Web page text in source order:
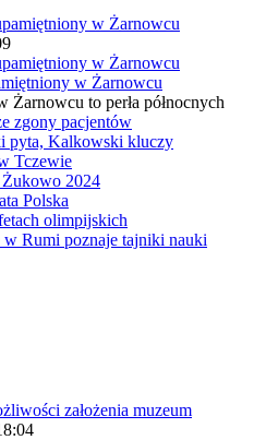
w Żarnowcu
to perła północnych
zgony pacjentów
pyta, Kalkowski kluczy
Tczewie
2024
Polska
olimpijskich
Rumi poznaje tajniki nauki